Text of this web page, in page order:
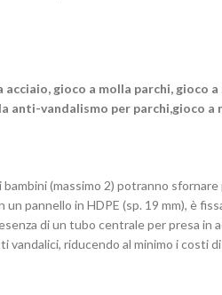
gioco a molla parchi,
anti-vandalismo per parchi,gioco a
(massimo 2) potranno
pannello in HDPE (sp. 19 mm), è
di un tubo centrale per presa in
vandalici, riducendo al minimo i costi